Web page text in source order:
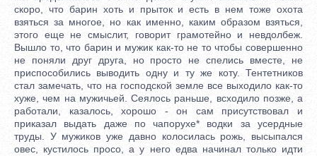
скоро, что барин хоть и прыток и есть в нем тоже охота
взяться за многое, но как именно, каким образом взяться,
этого еще не смыслит, говорит грамотейно и невдолбеж.
Вышло то, что барин и мужик как-то не то чтобы совершенно
не поняли друг друга, но просто не спелись вместе, не
приспособились выводить одну и ту же коту. Тентетников
стал замечать, что на господской земле все выходило как-то
хуже, чем на мужичьей. Сеялось раньше, всходило позже, а
работали, казалось, хорошо - он сам присутствовал и
приказал выдать даже по чапорухе* водки за усердные
труды. У мужиков уже давно колосилась рожь, высыпался
овес, кустилось просо, а у него едва начинал только идти